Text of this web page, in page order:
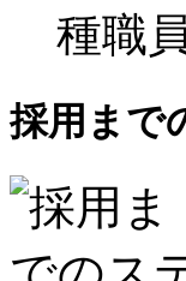
種職
採用まで